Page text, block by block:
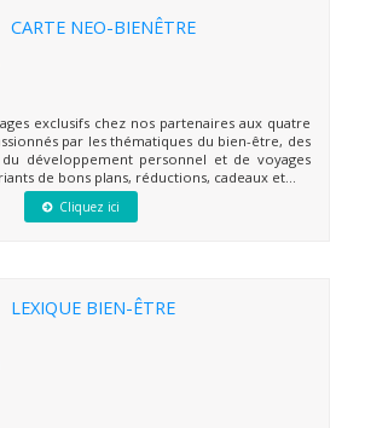
CARTE NEO-BIENÊTRE
exclusifs chez nos partenaires aux quatre
par les thématiques du bien-être, des
développement personnel et de voyages
de bons plans, réductions, cadeaux et...
Cliquez ici
LEXIQUE BIEN-ÊTRE